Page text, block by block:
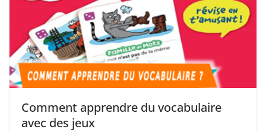
Comment apprendre du vocabulaire
avec des jeux